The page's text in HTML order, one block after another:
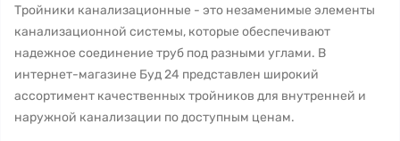
Тройники канализационные - это незаменимые элементы
канализационной системы, которые обеспечивают
надежное соединение труб под разными углами. В
интернет-магазине Буд 24 представлен широкий
ассортимент качественных тройников для внутренней и
наружной канализации по доступным ценам.